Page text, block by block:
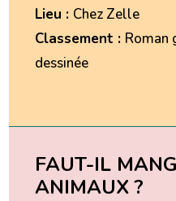
Lieu : Chez Zelle
Classement : Roman
dessinée
FAUT-IL
ANIMAUX ?